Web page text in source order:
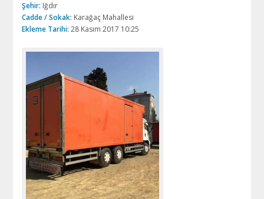
Şehir: Iğdır
Cadde / Sokak: Karağaç Mahallesi
Ekleme Tarihi: 28 Kasım 2017 10:25